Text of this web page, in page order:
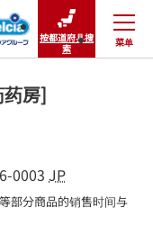
按都道府县搜
索
菜单
关闭
房]
0003 JP
部分商品的销售时间与